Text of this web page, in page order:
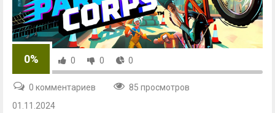
0% 0 0 0
0 комментариев
85 просмотров
01.11.2024